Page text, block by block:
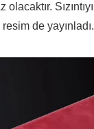
Sızıntıyı
de yayınladı.